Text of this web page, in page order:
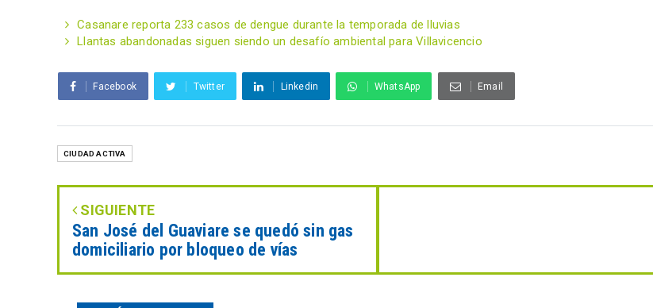
Casanare reporta 233 casos de dengue durante la temporada de lluvias
Llantas abandonadas siguen siendo un desafío ambiental para Villavicencio
Facebook Twitter Linkedin WhatsApp Email
CIUDAD ACTIVA
SIGUIENTE
San José del Guaviare se quedó sin gas
domiciliario por bloqueo de vías